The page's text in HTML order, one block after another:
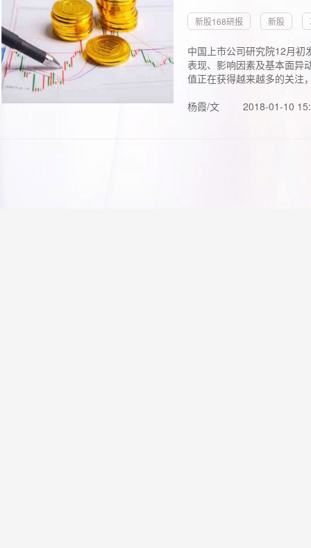
新股168研报 新股
中国上市公司研究院12月初
表现、影响因素及基本面异
值正在获得越来越多的关注
杨霞/文
2018-01-10